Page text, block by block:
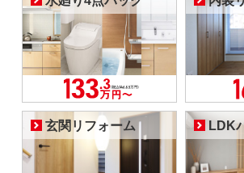
玄関リフォーム LDK